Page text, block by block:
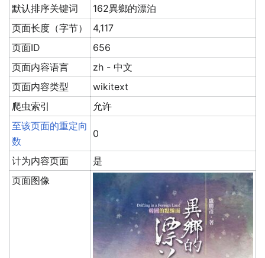
默认排序关键词
162異鄉的漂泊
页面长度（字节）
4,117
页面ID
656
页面内容语言
zh - 中文
页面内容类型
wikitext
爬虫索引
允许
至该页面的重定向
数
0
计为内容页面
是
页面图像